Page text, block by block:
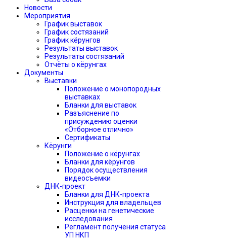
Новости
Мероприятия
График выставок
График состязаний
График кёрунгов
Результаты выставок
Результаты состязаний
Отчёты о кёрунгах
Документы
Выставки
Положение о монопородных
выставках
Бланки для выставок
Разъяснение по
присуждению оценки
«Отборное отлично»
Сертификаты
Кёрунги
Положение о кёрунгах
Бланки для кёрунгов
Порядок осуществления
видеосъемки
ДНК-проект
Бланки для ДНК-проекта
Инструкция для владельцев
Расценки на генетические
исследования
Регламент получения статуса
УП НКП